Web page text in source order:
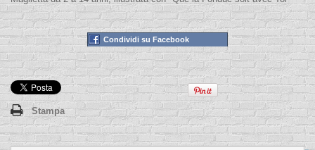
Condividi su Facebook
Stampa